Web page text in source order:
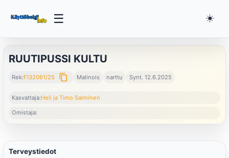
☰ ☀️
RUUTIPUSSI KULTU
Rek:FI32061/25 content_copy Malinois narttu Synt. 12.6.2025
Kasvattaja:Heli ja Timo Salminen
Omistaja:
Terveystiedot